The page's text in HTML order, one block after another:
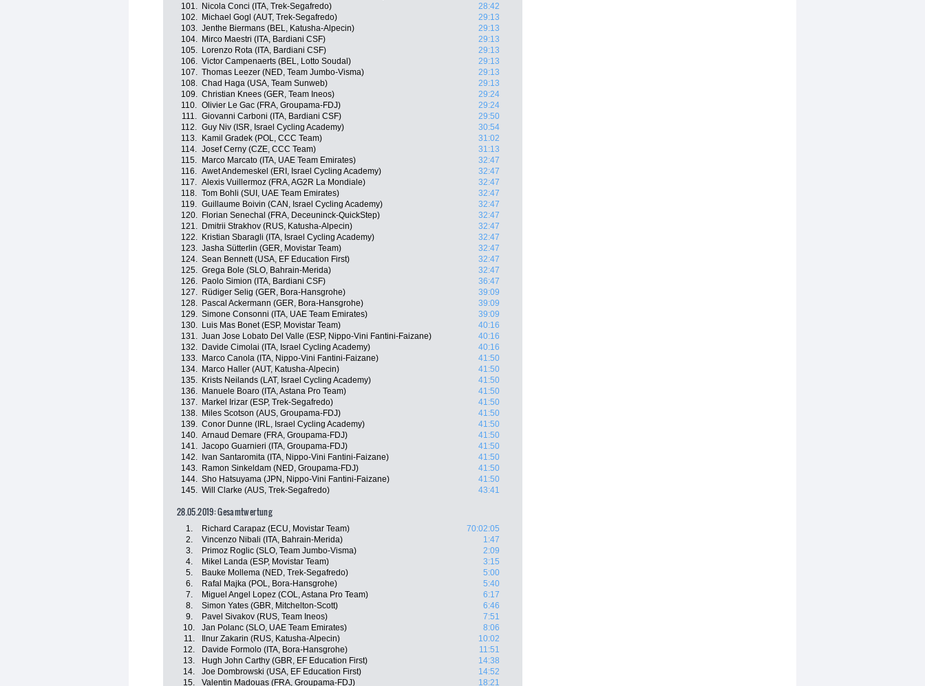
101.
Nicola Conci (ITA, Trek-Segafredo)
28:42
102.
Michael Gogl (AUT, Trek-Segafredo)
29:13
103. Jenthe Biermans (BEL, Katusha-Alpecin)
29:13
104.
Mirco Maestri (ITA, Bardiani CSF)
29:13
105.
Lorenzo Rota (ITA, Bardiani CSF)
29:13
106. Victor Campenaerts (BEL, Lotto Soudal)
29:13
107. Thomas Leezer (NED, Team Jumbo-Visma)
29:13
108. Chad Haga (USA, Team Sunweb)
29:13
109. Christian Knees (GER, Team Ineos)
29:24
110. Olivier Le Gac (FRA, Groupama-FDJ)
29:24
111. Giovanni Carboni (ITA, Bardiani CSF)
29:50
112. Guy Niv (ISR, Israel Cycling Academy)
30:54
113.
Kamil Gradek (POL, CCC Team)
31:02
114. Josef Cerny (CZE, CCC Team)
31:13
115.
Marco Marcato (ITA, UAE Team Emirates)
32:47
116. Awet Andemeskel (ERI, Israel Cycling Academy)
32:47
117. Alexis Vuillermoz (FRA, AG2R La Mondiale)
32:47
118. Tom Bohli (SUI, UAE Team Emirates)
32:47
119. Guillaume Boivin (CAN, Israel Cycling Academy)
32:47
120.
Florian Senechal (FRA, Deceuninck-QuickStep)
32:47
121.
Dmitrii Strakhov (RUS, Katusha-Alpecin)
32:47
122.
Kristian Sbaragli (ITA, Israel Cycling Academy)
32:47
123. Jasha Sütterlin (GER, Movistar Team)
32:47
124. Sean Bennett (USA, EF Education First)
32:47
125. Grega Bole (SLO, Bahrain-Merida)
32:47
126.
Paolo Simion (ITA, Bardiani CSF)
36:47
127.
Rüdiger Selig (GER, Bora-Hansgrohe)
39:09
128.
Pascal Ackermann (GER, Bora-Hansgrohe)
39:09
129. Simone Consonni (ITA, UAE Team Emirates)
39:09
130.
Luis Mas Bonet (ESP, Movistar Team)
40:16
131. Juan Jose Lobato Del Valle (ESP, Nippo-Vini Fantini-Faizane)
40:16
132.
Davide Cimolai (ITA, Israel Cycling Academy)
40:16
133.
Marco Canola (ITA, Nippo-Vini Fantini-Faizane)
41:50
134.
Marco Haller (AUT, Katusha-Alpecin)
41:50
135.
Krists Neilands (LAT, Israel Cycling Academy)
41:50
136.
Manuele Boaro (ITA, Astana Pro Team)
41:50
137.
Markel Irizar (ESP, Trek-Segafredo)
41:50
138.
Miles Scotson (AUS, Groupama-FDJ)
41:50
139. Conor Dunne (IRL, Israel Cycling Academy)
41:50
140. Arnaud Demare (FRA, Groupama-FDJ)
41:50
141. Jacopo Guarnieri (ITA, Groupama-FDJ)
41:50
142.
Ivan Santaromita (ITA, Nippo-Vini Fantini-Faizane)
41:50
143.
Ramon Sinkeldam (NED, Groupama-FDJ)
41:50
144. Sho Hatsuyama (JPN, Nippo-Vini Fantini-Faizane)
41:50
145. Will Clarke (AUS, Trek-Segafredo) 43:41
28.05.2019: Gesamtwertung
1. Richard Carapaz (ECU, Movistar Team)
70:02:05
2.
Vincenzo Nibali (ITA, Bahrain-Merida)
1:47
3.
Primoz Roglic (SLO, Team Jumbo-Visma)
2:09
4.
Mikel Landa (ESP, Movistar Team)
3:15
5.
Bauke Mollema (NED, Trek-Segafredo)
5:00
6.
Rafal Majka (POL, Bora-Hansgrohe)
5:40
7.
Miguel Angel Lopez (COL, Astana Pro Team)
6:17
8.
Simon Yates (GBR, Mitchelton-Scott)
6:46
9.
Pavel Sivakov (RUS, Team Ineos)
7:51
10.
Jan Polanc (SLO, UAE Team Emirates)
8:06
11.
Ilnur Zakarin (RUS, Katusha-Alpecin)
10:02
12.
Davide Formolo (ITA, Bora-Hansgrohe)
11:51
13.
Hugh John Carthy (GBR, EF Education First)
14:38
14.
Joe Dombrowski (USA, EF Education First)
14:52
15.
Valentin Madouas (FRA, Groupama-FDJ)
18:21